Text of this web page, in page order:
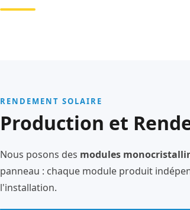
RENDEMENT SOLAIRE
Production et
Nous posons des modules
panneau : chaque module produit
l'installation.